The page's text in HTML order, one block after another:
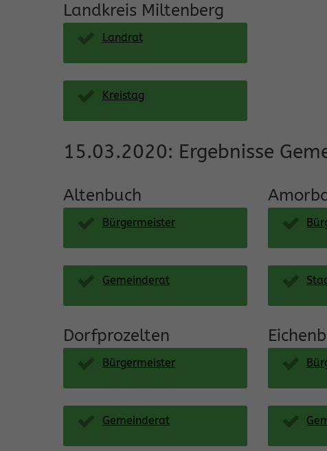
Landkreis Miltenberg
Landrat
Kreistag
15.03.2020: Ergebnisse
Altenbuch
Bürgermeister
Gemeinderat
Dorfprozelten
Bürgermeister
Gemeinderat